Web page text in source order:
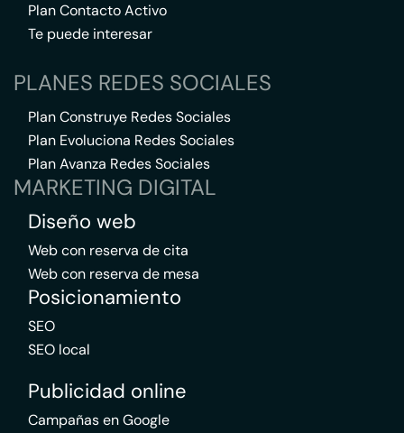
Plan Contacto Activo
Te puede interesar
PLANES REDES SOCIALES
Plan Construye Redes Sociales
Plan Evoluciona Redes Sociales
Plan Avanza Redes Sociales
MARKETING DIGITAL
Diseño web
Web con reserva de cita
Web con reserva de mesa
Posicionamiento
SEO
SEO local
Publicidad online
Campañas en Google